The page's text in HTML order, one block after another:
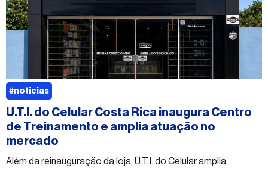
U.T.I. do Celular Costa Rica inaugura Centro
de Treinamento e amplia atuação no
mercado
Além da reinauguração da loja, U.T.I. do Celular amplia
#noticias